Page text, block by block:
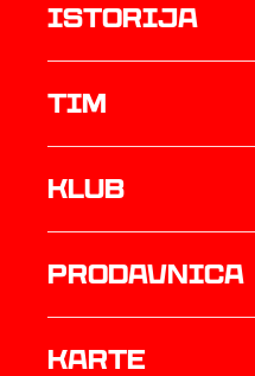
istorija
TIM
Klub
prodavnica
Karte